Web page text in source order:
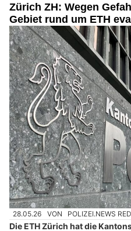
Zürich ZH: Wegen
Gebiet rund um ETH
28.05.26 VON POLIZEI.NEWS
Die ETH Zürich hat die